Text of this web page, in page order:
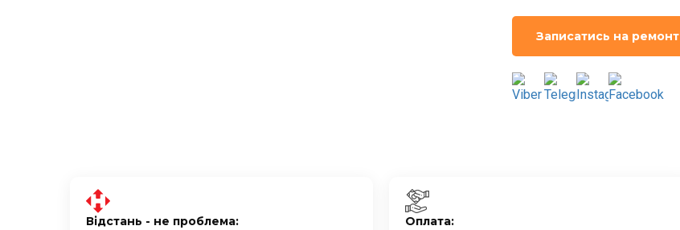
Записатись на ремонт
Відстань - не проблема:
Оплата: